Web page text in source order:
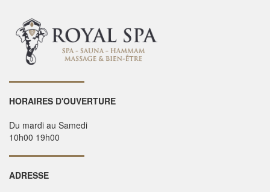
HORAIRES D'OUVERTURE
Du mardi au Samedi
10h00 19h00
ADRESSE